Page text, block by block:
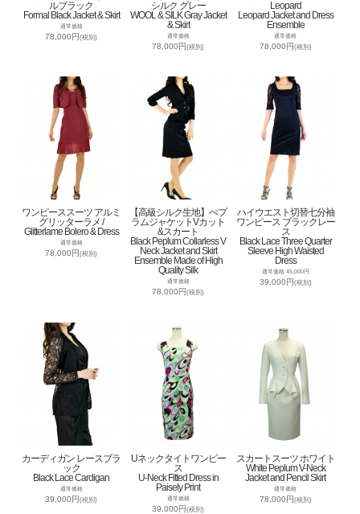
ルブラック
Formal Black Jacket & Skirt
通常価格
78,000円(税別)
シルク グレー
WOOL & SILK Gray Jacket
& Skirt
通常価格
78,000円(税別)
Leopard
Leopard Jacket and Dress
Ensemble
通常価格
78,000円(税別)
ワンピーススーツ アルミ
グリッターラメ /
Glitterlame Bolero & Dress
通常価格
78,000円(税別)
【高級シルク生地】ぺプ
ラムジャケットVカット
&スカート
Black Peplum Collarless V
Neck Jacket and Skirt
Ensemble Made of High
Quality Silk
通常価格
78,000円(税別)
ハイウエスト切替七分袖
ワンピース ブラックレー
ス
Black Lace Three Quarter
Sleeve High Waisted
Dress
通常価格 45,000円
39,000円(税別)
カーディガン レースブラ
ック
Black Lace Cardigan
通常価格
39,000円(税別)
Uネックタイトワンピー
ス
U-Neck Fitted Dress in
Paisely Print
通常価格
39,000円(税別)
スカートスーツ ホワイト
White Peplum V-Neck
Jacket and Pencil Skirt
通常価格
78,000円(税別)